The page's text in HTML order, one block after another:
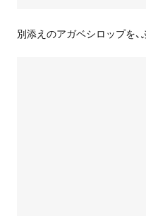
別添えのアガベシロップを、